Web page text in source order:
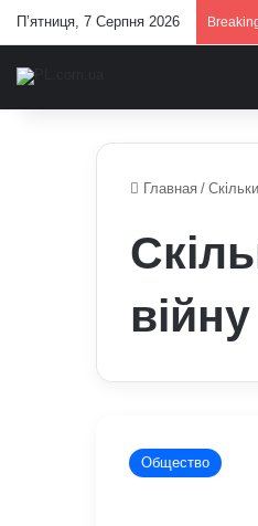
П’ятниця, 7 Серпня 2026
Главная /
росіян
Общество